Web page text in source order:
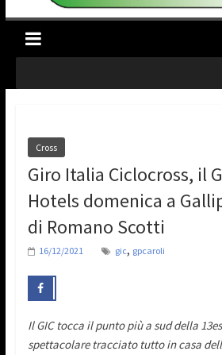
Cross
Giro Italia Ciclocross, il
Hotels domenica a
di Romano Scotti
16/12/2021 gic, gpcaroli
Il GIC tocca il punto più a sud della
spettacolare tracciato tutto in casa